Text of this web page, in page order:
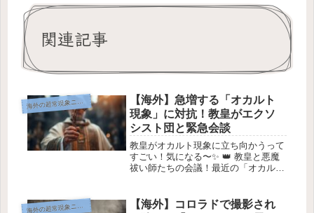
関連記事
海
外の超常現象ニュース
【海外】急増する「オカルト
現象」に対抗！教皇がエクソ
シスト団と緊急会談
教皇がオカルト現象に立ち向かうって
すごい！気になる〜✨ 👑 教皇と悪魔
祓い師たちの会議！最近の「オカル
教皇レオ14世と悪魔祓い師たちの会議
海
外の超常現象ニュース
【海外】コロラドで撮影され